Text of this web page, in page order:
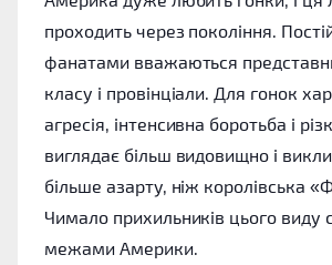
проходить через покоління.
фанатами вважаються
класу і провінціали. Для гонок
агресія, інтенсивна боротьба і
виглядає більш видовищно і
більше азарту, ніж королівська
Чимало прихильників цього виду
межами Америки.